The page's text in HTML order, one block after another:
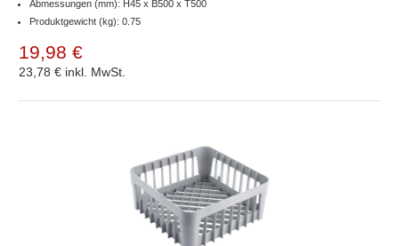
Abmessungen (mm): H45 x B500 x T500
Produktgewicht (kg): 0.75
19,98 €
23,78 € inkl. MwSt.